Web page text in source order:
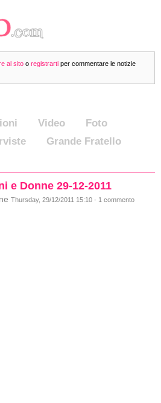
al sito o registrarti per commentare le notizie
Video
Foto
Grande Fratello
e Donne 29-12-2011
Thursday, 29/12/2011 15:10 - 1 commento